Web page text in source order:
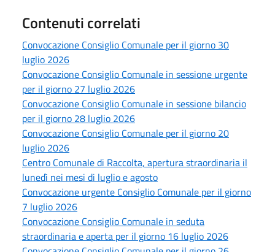
Contenuti correlati
Convocazione Consiglio Comunale per il giorno 30
luglio 2026
Convocazione Consiglio Comunale in sessione urgente
per il giorno 27 luglio 2026
Convocazione Consiglio Comunale in sessione bilancio
per il giorno 28 luglio 2026
Convocazione Consiglio Comunale per il giorno 20
luglio 2026
Centro Comunale di Raccolta, apertura straordinaria il
lunedì nei mesi di luglio e agosto
Convocazione urgente Consiglio Comunale per il giorno
7 luglio 2026
Convocazione Consiglio Comunale in seduta
straordinaria e aperta per il giorno 16 luglio 2026